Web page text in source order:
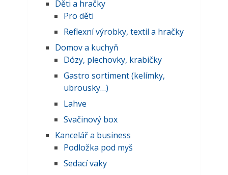
Děti a hračky
Pro děti
Reflexní výrobky, textil a hračky
Domov a kuchyň
Dózy, plechovky, krabičky
Gastro sortiment (kelímky,
ubrousky…)
Lahve
Svačinový box
Kancelář a business
Podložka pod myš
Sedací vaky